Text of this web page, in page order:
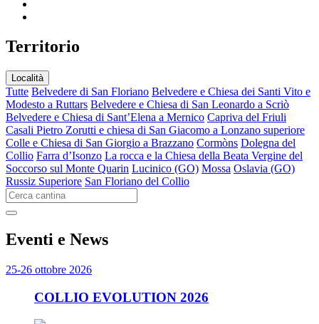
Territorio
Località
Tutte Belvedere di San Floriano Belvedere e Chiesa dei Santi Vito e
Modesto a Ruttars Belvedere e Chiesa di San Leonardo a Scriò
Belvedere e Chiesa di Sant’Elena a Mernico Capriva del Friuli
Casali Pietro Zorutti e chiesa di San Giacomo a Lonzano superiore
Colle e Chiesa di San Giorgio a Brazzano Cormòns Dolegna del
Collio Farra d’Isonzo La rocca e la Chiesa della Beata Vergine del
Soccorso sul Monte Quarin Lucinico (GO) Mossa Oslavia (GO)
Russiz Superiore San Floriano del Collio
Eventi e News
25-26 ottobre 2026
COLLIO EVOLUTION 2026